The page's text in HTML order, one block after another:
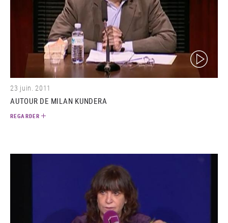
(video)
23 juin. 2011
AUTOUR DE MILAN KUNDERA
REGARDER